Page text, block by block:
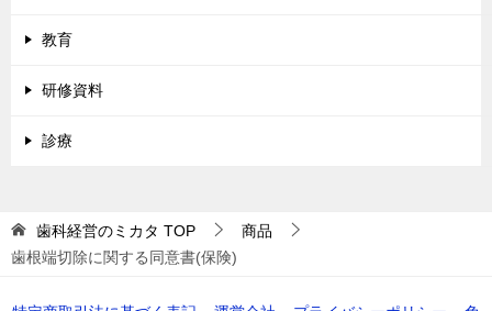
教育
研修資料
診療
歯科経営のミカタ TOP
商品
歯根端切除に関する同意書(保険)